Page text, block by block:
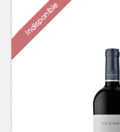
Indisponible